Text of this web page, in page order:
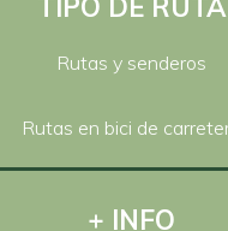
TIPO DE RUTA
Rutas y senderos
Rutas en bici de
+ INFO